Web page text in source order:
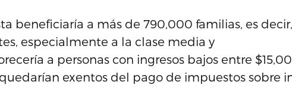
beneficiaría a más de 790,000 familias, es
especialmente a la clase media y
a personas con ingresos bajos entre
exentos del pago de impuestos sobre